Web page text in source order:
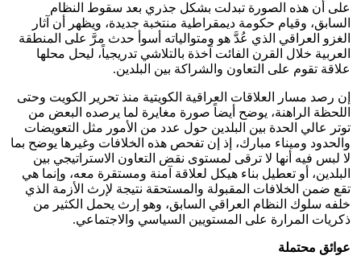
على أن هذه الصورة تبدلت بشكل جذري بعد سقوط النظام
السابق، وقيام حكومة ديمقراطية منتخبة جديدة، ويظهر أن آثار
الغزو العراقي الذي عُدَّ هو ومتوالياته أسوأ حدث مرَّ على المنطقة
العربية خلال القرن الفائت آخذة بالتلاشي تدريجياً، ليحل محلها
علاقة تقوم على التعاون والشراكة بين البلدين.
إن رصد مسار العلاقات العراقية الكويتية منذ تحرير الكويت وحتى
اللحظة الراهنة، يوضح أيضاً صورة مغايرة لما يرصده البعض من
توتر عالي الحدة بين البلدين حول عدد من الأمور مثل التعويضات
والحدود وميناء مبارك، إذ إن تفحص هذه الخلافات وغيرها يوضح بما
لا لبس فيه أنها لا ترقى لمستوى نقض التعاون الاستراتيجي بين
البلدين، أو تعطيل بناء هيكل لعلاقة آمنة ومستقرة معه، وإنما هي
تقع ضمن الخلافات المقبولة والمستحقة نتيجة لإرث الأزمة الذي
خلفه سلوك النظام العراقي السابق، وهو إرث يحمل الكثير من
ذكريات المرارة على المستويين السياسي والاجتماعي.
عوائق محتملة